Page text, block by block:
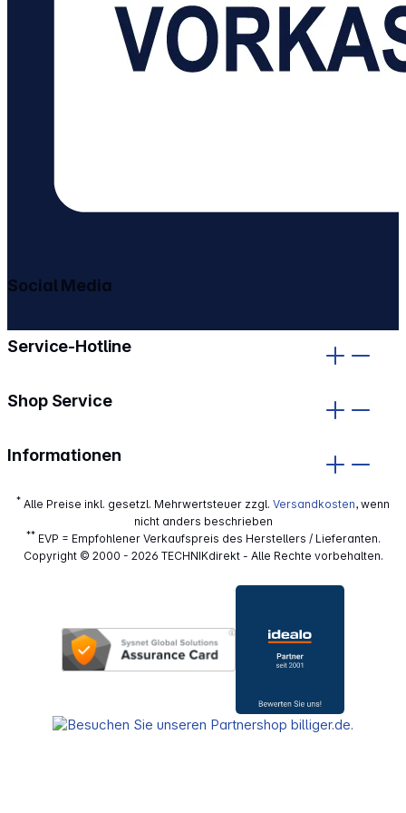
Service-Hotline
Shop Service
Informationen
Social Media
* Alle Preise inkl. gesetzl. Mehrwertsteuer zzgl. Versandkosten, wenn
nicht anders beschrieben
**EVP = Empfohlener Verkaufspreis des Herstellers / Lieferanten.
Copyright © 2000 - 2026 TECHNIKdirekt - Alle Rechte vorbehalten.